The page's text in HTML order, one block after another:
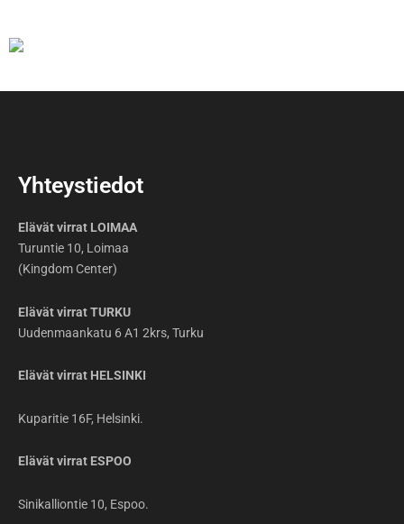
Yhteystiedot
Elävät virrat LOIMAA
Turuntie 10, Loimaa
(Kingdom Center)
Elävät virrat TURKU
Uudenmaankatu 6 A1 2krs, Turku
Elävät virrat HELSINKI
Kuparitie 16F, Helsinki.
Elävät virrat ESPOO
Sinikalliontie 10, Espoo.